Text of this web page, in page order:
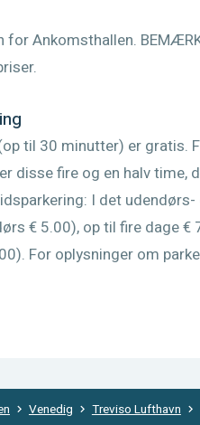
for Ankomsthallen.
til 30 minutter) er gratis.
disse fire og en halv time,
I det
€ 5.00), op til fire dage €
For oplysninger om
Venedig Treviso Lufthavn